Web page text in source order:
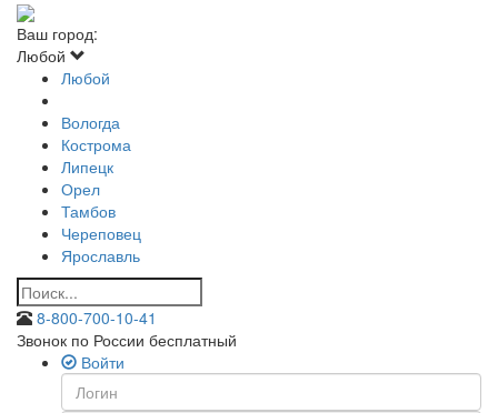
Ваш город:
Любой
Любой
Вологда
Кострома
Липецк
Орел
Тамбов
Череповец
Ярославль
8-800-700-10-41
Звонок по России бесплатный
Войти